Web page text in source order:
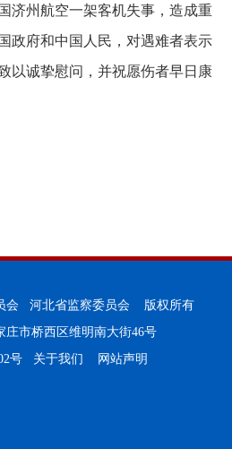
济州航空一架客机失事，造成重
政府和中国人民，对遇难者表示
以诚挚慰问，并祝愿伤者早日康
会 河北省监察委员会 版权所有
庄市桥西区维明南大街46号
号
关于我们 网站声明